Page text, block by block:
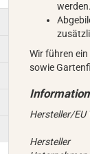
Wir führen
sowie
Hersteller/EU
Hersteller